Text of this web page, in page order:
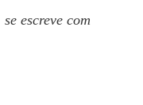
escreve com